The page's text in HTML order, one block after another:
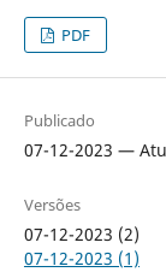
PDF
Publicado
07-12-2023 —
Versões
07-12-2023 (2)
07-12-2023 (1)